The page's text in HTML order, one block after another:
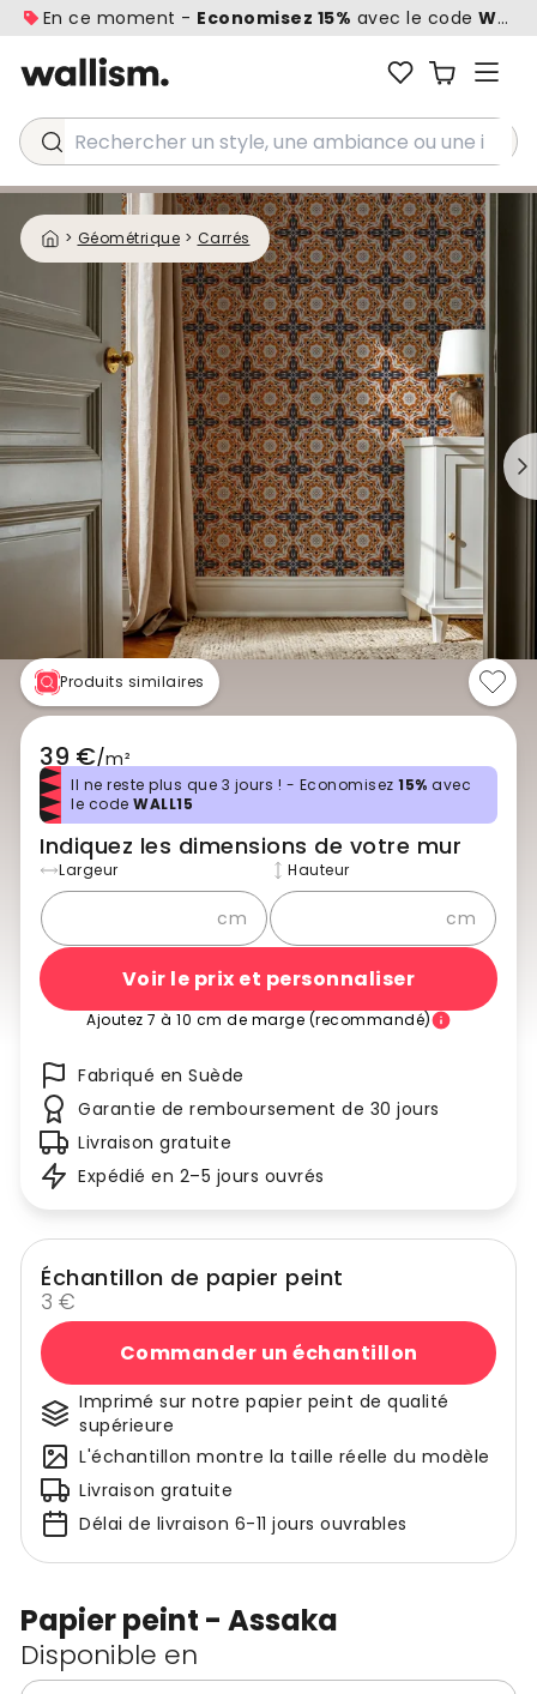
En ce moment - Economisez 15% avec le code
Rechercher un style, une ambiance ou une idée...
> Géométrique > Carrés
Papier peint - Assaka
Disponible en
Produits similaires
39 €/m²
Il ne reste plus que 3 jours ! - Economisez 15% avec
le code WALL15
Indiquez les dimensions de votre mur
Largeur
cm
Hauteur
cm
Voir le prix et personnaliser
Ajoutez 7 à 10 cm de marge (recommandé)
Fabriqué en Suède
Garantie de remboursement de 30 jours
Livraison gratuite
Expédié en 2–5 jours ouvrés
Échantillon de papier peint
3 €
Commander un échantillon
Imprimé sur notre papier peint de qualité
supérieure
L'échantillon montre la taille réelle du modèle
Livraison gratuite
Délai de livraison 6-11 jours ouvrables